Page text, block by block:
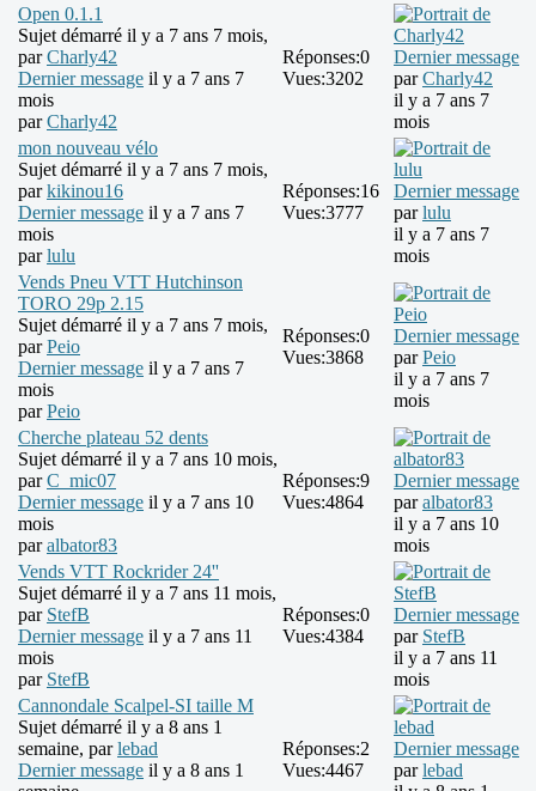
Open 0.1.1
Sujet démarré il y a 7 ans 7 mois,
parCharly42
Dernier message il y a 7 ans 7
mois
parCharly42
Réponses:0
Vues:3202
Dernier message
parCharly42
il y a 7 ans 7
mois
mon nouveau vélo
Sujet démarré il y a 7 ans 7 mois,
parkikinou16
Dernier message il y a 7 ans 7
mois
parlulu
Réponses:16
Vues:3777
Dernier message
parlulu
il y a 7 ans 7
mois
Vends Pneu VTT Hutchinson
TORO 29p 2.15
Sujet démarré il y a 7 ans 7 mois,
parPeio
Dernier message il y a 7 ans 7
mois
parPeio
Réponses:0
Vues:3868
Dernier message
parPeio
il y a 7 ans 7
mois
Cherche plateau 52 dents
Sujet démarré il y a 7 ans 10 mois,
parC_mic07
Dernier message il y a 7 ans 10
mois
paralbator83
Réponses:9
Vues:4864
Dernier message
paralbator83
il y a 7 ans 10
mois
Vends VTT Rockrider 24''
Sujet démarré il y a 7 ans 11 mois,
par StefB
Dernier message il y a 7 ans 11
mois
par StefB
Réponses:0
Vues:4384
Dernier message
par StefB
il y a 7 ans 11
mois
Cannondale Scalpel-SI taille M
Sujet démarré il y a 8 ans 1
semaine, parlebad
Dernier message il y a 8 ans 1
Réponses:2
Vues:4467
Dernier message
parlebad